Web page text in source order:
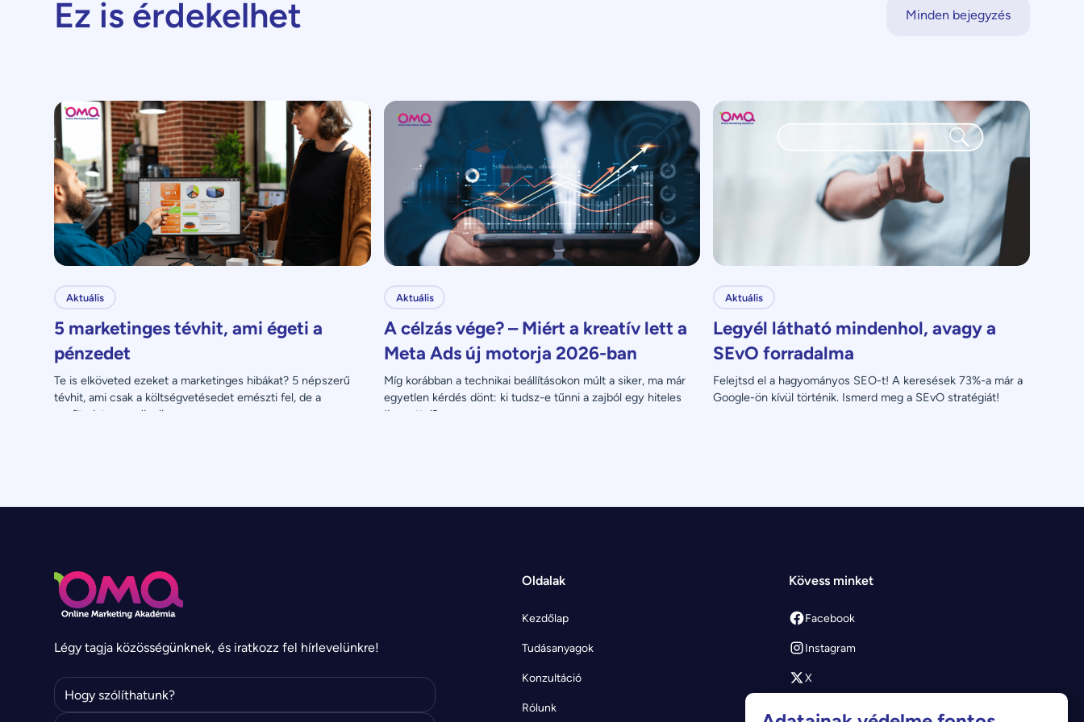
Ez is érdekelhet Minden bejegyzés
Aktuális
5 marketinges tévhit, ami égeti a
pénzedet
Te is elköveted ezeket a marketinges hibákat? 5 népszerű
tévhit, ami csak a költségvetésedet emészti fel, de a
profitodat nem növeli.
Aktuális
A célzás vége? – Miért a kreatív lett a
Meta Ads új motorja 2026-ban
Míg korábban a technikai beállításokon múlt a siker, ma már
egyetlen kérdés dönt: ki tudsz-e tűnni a zajból egy hiteles
üzenettel?
Aktuális
Legyél látható mindenhol, avagy a
SEvO forradalma
Felejtsd el a hagyományos SEO-t! A keresések 73%-a már a
Google-ön kívül történik. Ismerd meg a SEvO stratégiát!
Légy tagja közösségünknek, és iratkozz fel hírlevelünkre!
Oldalak
Kezdőlap
Tudásanyagok
Konzultáció
Rólunk
Kövess minket
Facebook
Instagram
X